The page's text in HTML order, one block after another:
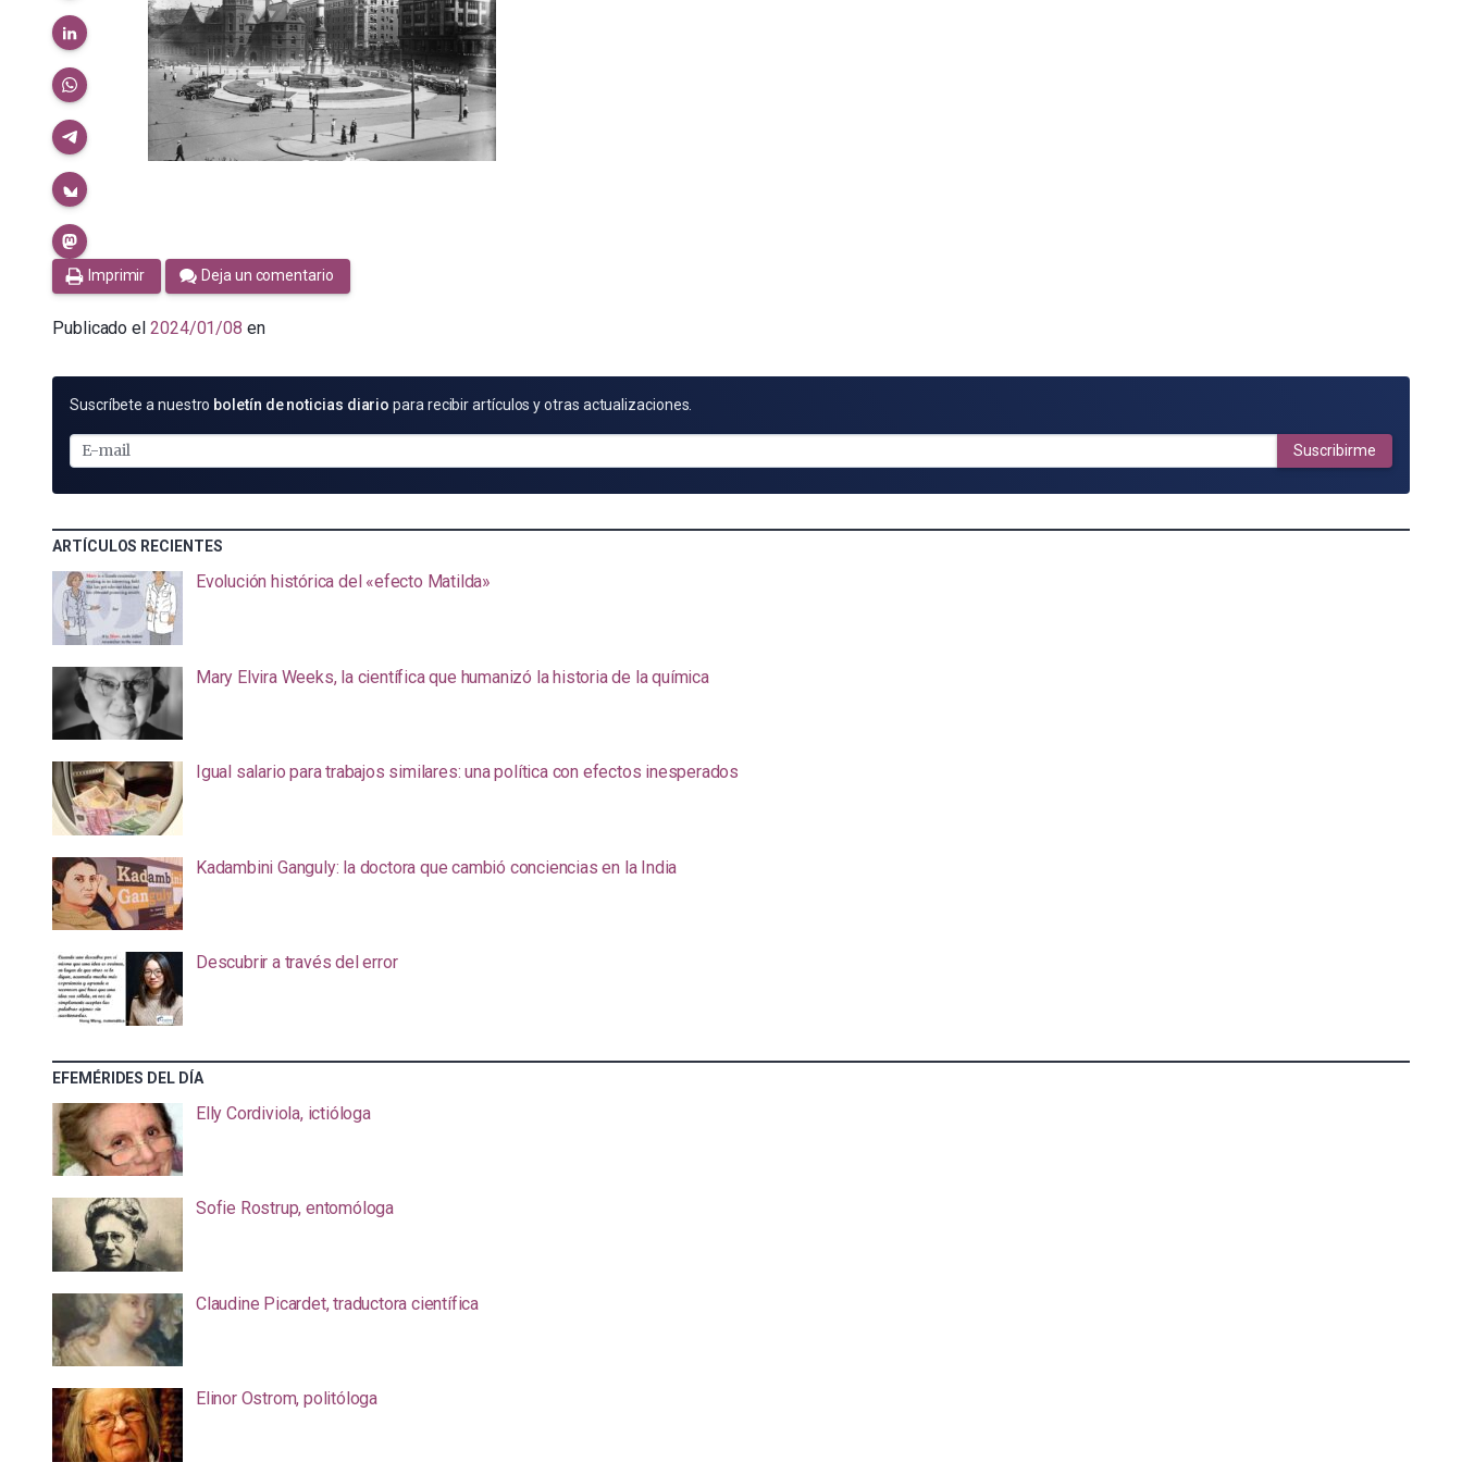
Imprimir Deja un comentario
Publicado el 2024/01/08 en
SUSCRÍBETE
E-
MAIL
Suscríbete a nuestro boletín de noticias diario para recibir artículos y otras actualizaciones.
Suscribirme
ARTÍCULOS RECIENTES
Evolución histórica del «efecto Matilda»
Mary Elvira Weeks, la científica que humanizó la historia de la química
Igual salario para trabajos similares: una política con efectos inesperados
Kadambini Ganguly: la doctora que cambió conciencias en la India
Descubrir a través del error
EFEMÉRIDES DEL DÍA
Elly Cordiviola, ictióloga
Sofie Rostrup, entomóloga
Claudine Picardet, traductora científica
Elinor Ostrom, politóloga